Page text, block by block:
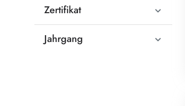
Zertifikat
Jahrgang